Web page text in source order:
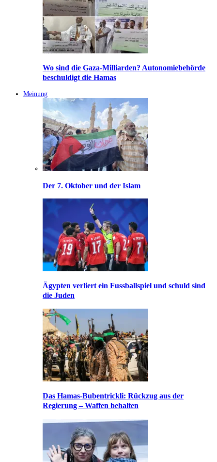
Wo sind die Gaza-Milliarden? Autonomiebehörde
beschuldigt die Hamas
Meinung
Der 7. Oktober und der Islam
Ägypten verliert ein Fussballspiel und schuld sind
die Juden
Das Hamas-Bubentrickli: Rückzug aus der
Regierung – Waffen behalten